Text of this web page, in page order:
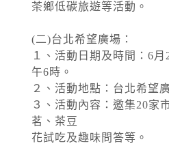
茶鄉低碳旅遊等活動。
(二)台北希望廣場：
１、活動日期及時間：6
午6時。
２、活動地點：台北希望
３、活動內容：邀集20家
茗、茶豆
花試吃及趣味問答等。